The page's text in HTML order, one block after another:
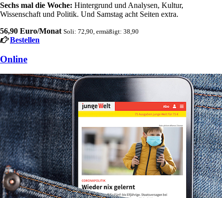
Sechs mal die Woche: Hintergrund und Analysen, Kultur,
Wissenschaft und Politik. Und Samstag acht Seiten extra.
56,90 Euro/Monat Soli: 72,90, ermäßigt: 38,90
Bestellen
Online